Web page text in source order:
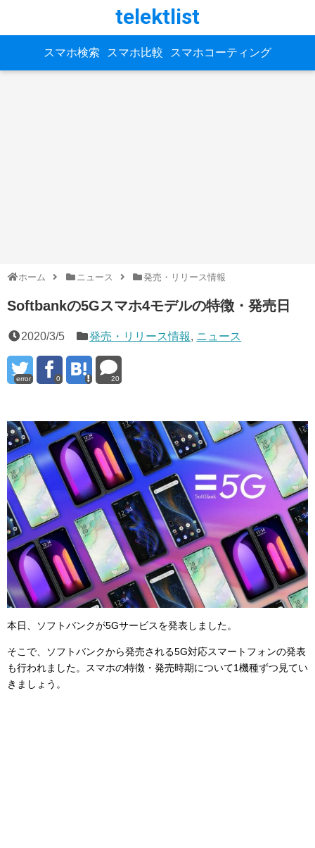
telektlist
スマホ検索 スマホ比較 スマホコーティング
ホーム ニュース 発売・リリース情報
Softbankの5Gスマホ4モデルの特徴・発売日
2020/3/5 発売・リリース情報, ニュース
error 0 20
本日、ソフトバンクが5Gサービスを発表しました。
そこで、ソフトバンクから発売される5G対応スマートフォンの発表
も行われました。スマホの特徴・発売時期について1機種ずつ見てい
きましょう。